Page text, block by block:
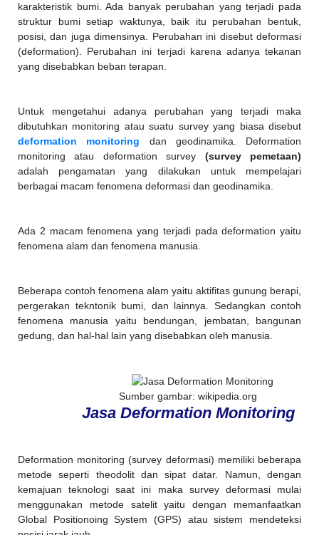
karakteristik bumi. Ada banyak perubahan yang terjadi pada
struktur bumi setiap waktunya, baik itu perubahan bentuk,
posisi, dan juga dimensinya. Perubahan ini disebut deformasi
(deformation). Perubahan ini terjadi karena adanya tekanan
yang disebabkan beban terapan.
Untuk mengetahui adanya perubahan yang terjadi maka
dibutuhkan monitoring atau suatu survey yang biasa disebut
deformation monitoring dan geodinamika. Deformation
monitoring atau deformation survey (survey pemetaan)
adalah pengamatan yang dilakukan untuk mempelajari
berbagai macam fenomena deformasi dan geodinamika.
Ada 2 macam fenomena yang terjadi pada deformation yaitu
fenomena alam dan fenomena manusia.
Beberapa contoh fenomena alam yaitu aktifitas gunung berapi,
pergerakan tekntonik bumi, dan lainnya. Sedangkan contoh
fenomena manusia yaitu bendungan, jembatan, bangunan
gedung, dan hal-hal lain yang disebabkan oleh manusia.
Sumber gambar: wikipedia.org
Jasa Deformation Monitoring
Deformation monitoring (survey deformasi) memiliki beberapa
metode seperti theodolit dan sipat datar. Namun, dengan
kemajuan teknologi saat ini maka survey deformasi mulai
menggunakan metode satelit yaitu dengan memanfaatkan
Global Positionoing System (GPS) atau sistem mendeteksi